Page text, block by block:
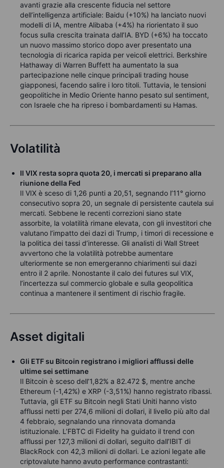
avanti grazie alla crescente fiducia nel settore
dell’intelligenza artificiale: Baidu (+10%) ha lanciato nuovi
modelli di IA, mentre Alibaba (+4%) ha riorientato il suo
focus sulla crescita trainata dall’IA. BYD (+6%) ha toccato
un nuovo massimo storico dopo aver presentato una
tecnologia di ricarica rapida per veicoli elettrici. Berkshire
Hathaway di Warren Buffett ha aumentato la sua
partecipazione nelle cinque principali trading house
giapponesi, facendo salire i loro titoli. Tuttavia, le tensioni
geopolitiche in Medio Oriente hanno pesato sul sentiment,
con Israele che ha ripreso i bombardamenti su Hamas.
Volatilità
Il VIX resta sopra quota 20, i mercati si preparano alla
riunione della Fed
Il VIX è sceso di 1,26 punti a 20,51, segnando l’11° giorno
consecutivo sopra 20, un segnale di persistente cautela sui
mercati. Sebbene le recenti correzioni siano state
assorbite, la volatilità rimane elevata, con gli investitori che
valutano l’impatto dei dazi di Trump, i timori di recessione e
la politica dei tassi d’interesse. Gli analisti di Wall Street
avvertono che la volatilità potrebbe aumentare
ulteriormente se non emergeranno chiarimenti sui dazi
entro il 2 aprile. Nonostante il calo dei futures sul VIX,
l’incertezza sul commercio globale e sulla geopolitica
continua a mantenere il sentiment di rischio fragile.
Asset digitali
Gli ETF su Bitcoin registrano i migliori afflussi delle
ultime sei settimane
Il Bitcoin è sceso dell’1,82% a 82.472 $, mentre anche
Ethereum (-1,42%) e XRP (-3,51%) hanno registrato ribassi.
Tuttavia, gli ETF su Bitcoin negli Stati Uniti hanno visto
afflussi netti per 274,6 milioni di dollari, il livello più alto dal
4 febbraio, segnalando una rinnovata domanda
istituzionale. L’FBTC di Fidelity ha guidato il trend con
afflussi per 127,3 milioni di dollari, seguito dall’IBIT di
BlackRock con 42,3 milioni di dollari. Le azioni legate alle
criptovalute hanno avuto performance contrastanti: